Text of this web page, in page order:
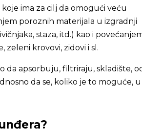
ima za cilj da omogući veću
poroznih materijala u izgradnji
staza, itd.) kao i
zeleni krovovi, zidovi i sl.
da apsorbuju, filtriraju, skladište,
da se, koliko je to moguće,